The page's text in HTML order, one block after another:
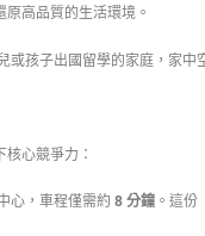
高品質的生活環境。
或孩子出國留學的家庭，家中
心競爭力：
心，車程僅需約 8 分鐘 。這